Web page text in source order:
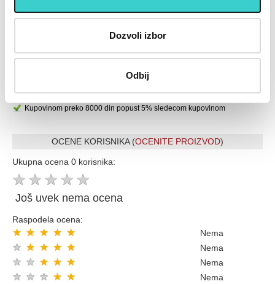
Dozvoli izbor
Odbij
Placanje do 12 rata bez kamate karticom Banke Intese
32 god.sa Vama su Garancija poverenja
Uvek dostupna podrška i servis
100% Sigurna kupovina
Kupovinom preko 8000 din popust 5% sledecom kupovinom
OCENE KORISNIKA (OCENITE PROIZVOD)
Ukupna ocena 0 korisnika:
★ ★ ★ ★ ★
Još uvek nema ocena
Raspodela ocena:
★
★
★
★
★ Nema
★
★
★
★
★ Nema
★
★
★
★
★ Nema
★
★
★
★
★ Nema